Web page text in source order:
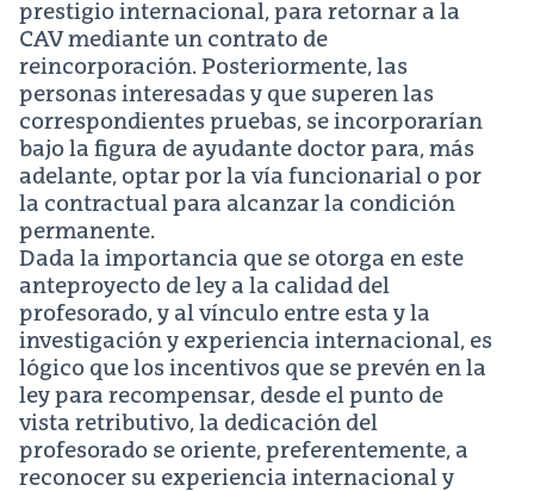
prestigio internacional, para retornar a la
CAV mediante un contrato de
reincorporación. Posteriormente, las
personas interesadas y que superen las
correspondientes pruebas, se incorporarían
bajo la figura de ayudante doctor para, más
adelante, optar por la vía funcionarial o por
la contractual para alcanzar la condición
permanente.
Dada la importancia que se otorga en este
anteproyecto de ley a la calidad del
profesorado, y al vínculo entre esta y la
investigación y experiencia internacional, es
lógico que los incentivos que se prevén en la
ley para recompensar, desde el punto de
vista retributivo, la dedicación del
profesorado se oriente, preferentemente, a
reconocer su experiencia internacional y